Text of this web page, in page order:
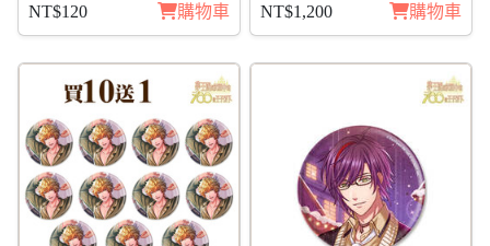
NT$120
購物車
NT$1,200
購物車